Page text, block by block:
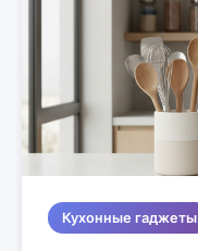
Кухонные гаджеты